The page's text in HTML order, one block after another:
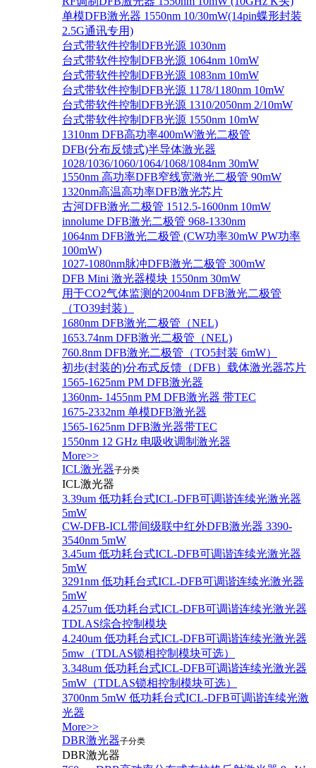
单模DFB激光器 1550nm 10/30mW(14pin蝶形封装
2.5G通讯专用)
台式带软件控制DFB光源 1030nm
台式带软件控制DFB光源 1064nm 10mW
台式带软件控制DFB光源 1083nm 10mW
台式带软件控制DFB光源 1178/1180nm 10mW
台式带软件控制DFB光源 1310/2050nm 2/10mW
台式带软件控制DFB光源 1550nm 10mW
1310nm DFB高功率400mW激光二极管
DFB(分布反馈式)半导体激光器
1028/1036/1060/1064/1068/1084nm 30mW
1550nm 高功率DFB窄线宽激光二极管 90mW
1320nm高温高功率DFB激光芯片
古河DFB激光二极管 1512.5-1600nm 10mW
innolume DFB激光二极管 968-1330nm
1064nm DFB激光二极管 (CW功率30mW PW功率
100mW)
1027-1080nm脉冲DFB激光二极管 300mW
DFB Mini 激光器模块 1550nm 30mW
用于CO2气体监测的2004nm DFB激光二极管
（TO39封装）
1680nm DFB激光二极管（NEL)
1653.74nm DFB激光二极管（NEL)
760.8nm DFB激光二极管（TO5封装 6mW）
初步(封装的)分布式反馈（DFB）载体激光器芯片
1565-1625nm PM DFB激光器
1360nm- 1455nm PM DFB激光器 带TEC
1675-2332nm 单模DFB激光器
1565-1625nm DFB激光器带TEC
1550nm 12 GHz 电吸收调制激光器
More>>
ICL激光器子分类
ICL激光器
3.39um 低功耗台式ICL-DFB可调谐连续光激光器
5mW
CW-DFB-ICL带间级联中红外DFB激光器 3390-
3540nm 5mW
3.45um 低功耗台式ICL-DFB可调谐连续光激光器
5mW
3291nm 低功耗台式ICL-DFB可调谐连续光激光器
5mW
4.257um 低功耗台式ICL-DFB可调谐连续光激光器
TDLAS综合控制模块
4.240um 低功耗台式ICL-DFB可调谐连续光激光器
5mw（TDLAS锁相控制模块可选）
3.348um 低功耗台式ICL-DFB可调谐连续光激光器
5mW（TDLAS锁相控制模块可选）
3700nm 5mW 低功耗台式ICL-DFB可调谐连续光激
光器
More>>
DBR激光器子分类
DBR激光器